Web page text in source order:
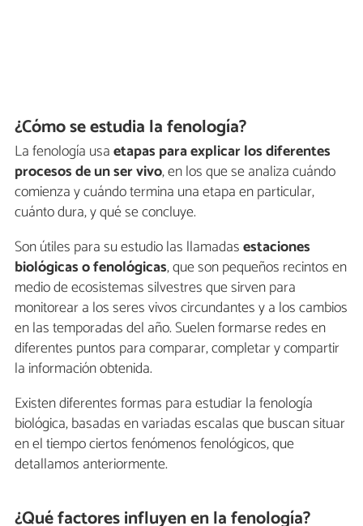
¿Cómo se estudia la fenología?
La fenología usaetapas para explicar los diferentes
procesos de un ser vivo, en los que se analiza cuándo
comienza y cuándo termina una etapa en particular,
cuánto dura, y qué se concluye.
Son útiles para su estudio las llamadasestaciones
biológicas o fenológicas, que son pequeños recintos en
medio de ecosistemas silvestres que sirven para
monitorear a los seres vivos circundantes y a los cambios
en las temporadas del año. Suelen formarse redes en
diferentes puntos para comparar, completar y compartir
la información obtenida.
Existen diferentes formas para estudiar la fenología
biológica, basadas en variadas escalas que buscan situar
en el tiempo ciertos fenómenos fenológicos, que
detallamos anteriormente.
¿Qué factores influyen en la fenología?